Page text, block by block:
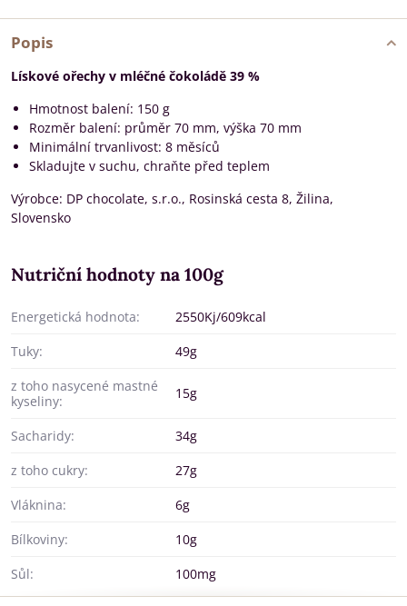
Popis
Lískové ořechy v mléčné čokoládě 39 %
Hmotnost balení: 150 g
Rozměr balení: průměr 70 mm, výška 70 mm
Minimální trvanlivost: 8 měsíců
Skladujte v suchu, chraňte před teplem
Výrobce: DP chocolate, s.r.o., Rosinská cesta 8, Žilina,
Slovensko
Nutriční hodnoty na 100g
Energetická hodnota:
2550Kj/609kcal
Tuky:
49g
z toho nasycené mastné
kyseliny:
15g
Sacharidy:
34g
z toho cukry:
27g
Vláknina:
6g
Bílkoviny:
10g
Sůl:
100mg